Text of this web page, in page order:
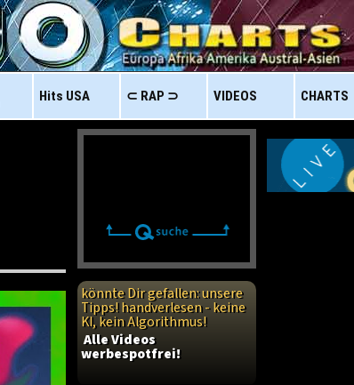
Hits USA ⊂ RAP ⊃ VIDEOS CHARTS
könnte Dir gefallen: unsere
Tipps! handverlesen - keine
KI, kein Algorithmus!
Alle Videos
werbespotfrei!